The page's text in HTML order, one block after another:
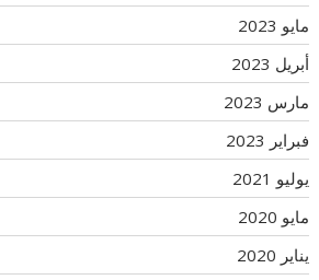
مايو 2023
أبريل 2023
مارس 2023
فبراير 2023
يوليو 2021
مايو 2020
يناير 2020